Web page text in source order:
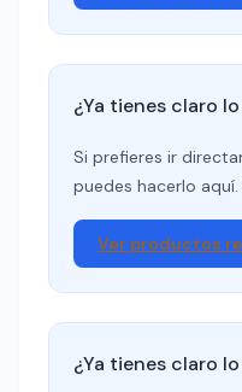
¿Ya tienes claro
Si prefieres ir
puedes hacerlo
Ver productos
¿Ya tienes claro